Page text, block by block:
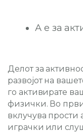
А е за
Делот за
развојот на
го активирате
физички. Во
вклучува прости
играчки или